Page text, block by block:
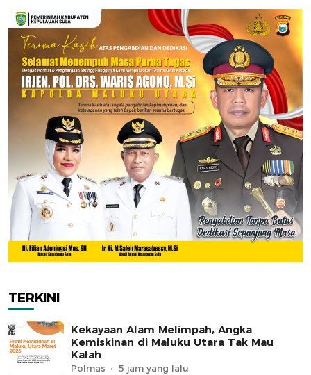
TERKINI
Kekayaan Alam Melimpah, Angka
Kemiskinan di Maluku Utara Tak Mau
Kalah
Polmas 5 jam yang lalu